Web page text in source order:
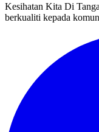
Kesihatan Kita Di
berkualiti kepada